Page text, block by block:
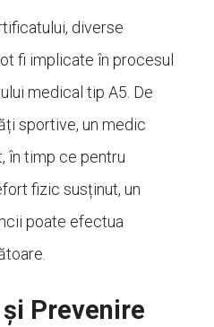
diverse
fi implicate în procesul
medical tip A5. De
sportive, un medic
în timp ce pentru
fizic susținut, un
poate efectua
Prevenire